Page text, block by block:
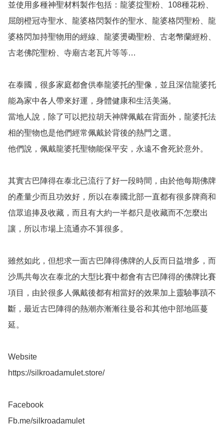
並使用多種神聖材料製作包括：龍婆掟聖粉、108種花粉、
屈朗橙冠寺聖水、龍婆格閃製作的聖水、龍婆格閃聖粉、龍
婆格閃加持聖物用的經線、龍婆燙磡聖粉、古老幣蘭經粉、
古老佛陀聖粉、寺廟古老瓦片等等…
在泰國，很多家庭都會供奉龍婆托的聖像，並且深信龍婆托
能為家中各人帶來好運，身體健康和生活美滿。
當地人說，除了可以把拉胡天神牌佩戴在背面外，龍婆托法
相的聖物也是他們經常佩戴於背後的熱門之選。
他們說，佩戴龍婆托聖物能保平安，永遠不會死於意外。
其實古巴陣得在泰北已流行了好一段時間，由於他每期佛牌
的產量少而且功效好，所以在泰國北部一直都有很多牌商和
信眾追捧及收藏，而且有大約一半都只是收藏而不怎麼出
讓，所以市場上流通亦不算很多。
雖然如此，但想求一面古巴陣得佛牌的人反而日益增多，而
沙馬共每次在泰北的大型比賽中都會有古巴陣得的佛牌比賽
項目，由於很多人佩戴後都有相當好的效果加上靈驗事蹟不
斷，最近古巴陣得的熱潮亦漸漸往曼谷和其他中部地區蔓
延。
Website
https://silkroadamulet.store/
Facebook
Fb.me/silkroadamulet